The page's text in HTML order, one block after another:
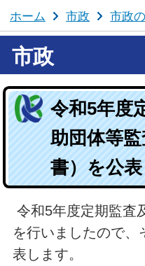
ホーム 市政 市政
市政
令和5年度
助団体等
書）を公
令和5年度定期監査
を行いましたので、
表します。